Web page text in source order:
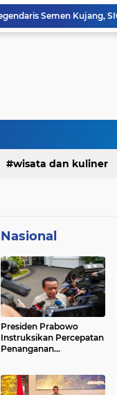
wisata dan kuliner
Nasional
Presiden Prabowo
Instruksikan Percepatan
Penanganan
BBM